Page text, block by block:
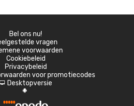
Bel ons nu!
vragen
voorwaarden
Cookiebeleid
Privacybeleid
voor promotiecodes
Desktopversie
A